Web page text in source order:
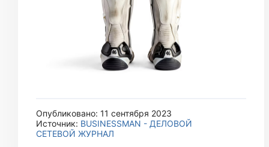
Опубликовано: 11 сентября 2023
Источник: BUSINESSMAN - ДЕЛОВОЙ
СЕТЕВОЙ ЖУРНАЛ